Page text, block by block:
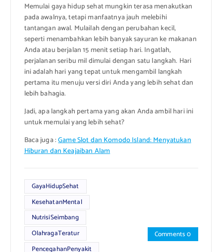
Memulai gaya hidup sehat mungkin terasa menakutkan
pada awalnya, tetapi manfaatnya jauh melebihi
tantangan awal. Mulailah dengan perubahan kecil,
seperti menambahkan lebih banyak sayuran ke makanan
Anda atau berjalan 15 menit setiap hari. Ingatlah,
perjalanan seribu mil dimulai dengan satu langkah. Hari
ini adalah hari yang tepat untuk mengambil langkah
pertama itu menuju versi diri Anda yang lebih sehat dan
lebih bahagia.
Jadi, apa langkah pertama yang akan Anda ambil hari ini
untuk memulai yang lebih sehat?
Baca juga :Game Slot dan Komodo Island: Menyatukan
Hiburan dan Keajaiban Alam
GayaHidupSehat
KesehatanMental
NutrisiSeimbang
OlahragaTeratur
PencegahanPenyakit
Comments 0